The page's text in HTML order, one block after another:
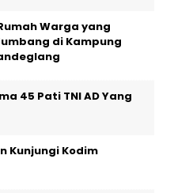
Warga yang
di Kampung
45 Pati TNI AD Yang
Kunjungi Kodim